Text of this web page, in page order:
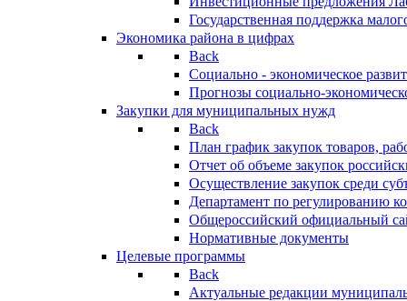
Государственная поддержка
Экономика района в цифрах
Back
Социально - экономическое
Прогнозы социально-
Закупки для муниципальных нужд
Back
План график закупок товаров,
Отчет об объеме закупок
Осуществление закупок среди
Департамент по регулированию
Общероссийский официальный
Нормативные документы
Целевые программы
Back
Актуальные редакции